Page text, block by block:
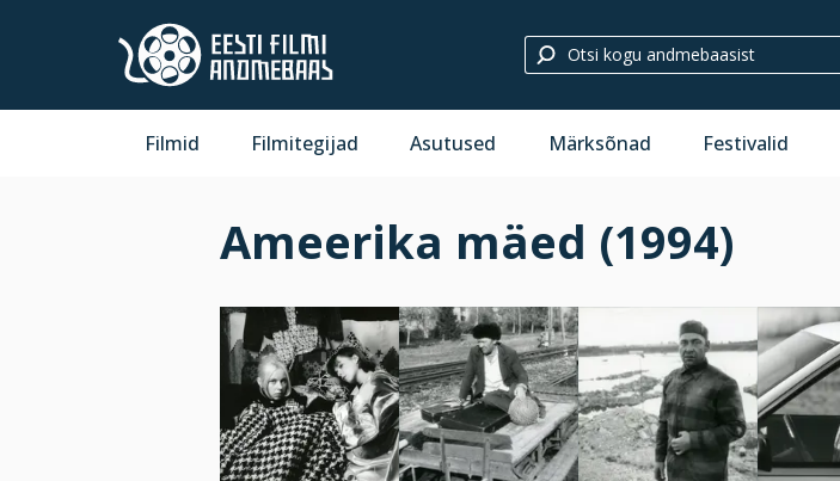
Filmid Filmitegijad Asutused Märksõnad Festivalid
Ameerika mäed (1994)